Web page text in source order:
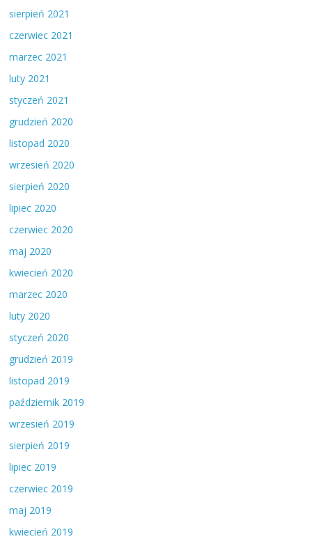
sierpień 2021
czerwiec 2021
marzec 2021
luty 2021
styczeń 2021
grudzień 2020
listopad 2020
wrzesień 2020
sierpień 2020
lipiec 2020
czerwiec 2020
maj 2020
kwiecień 2020
marzec 2020
luty 2020
styczeń 2020
grudzień 2019
listopad 2019
październik 2019
wrzesień 2019
sierpień 2019
lipiec 2019
czerwiec 2019
maj 2019
kwiecień 2019